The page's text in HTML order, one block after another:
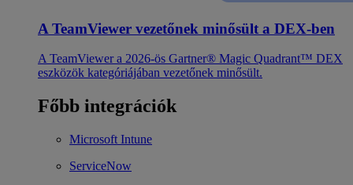
A TeamViewer vezetőnek minősült a DEX-ben
A TeamViewer a 2026-ös Gartner® Magic Quadrant™ DEX
eszközök kategóriájában vezetőnek minősült.
Főbb integrációk
Microsoft Intune
ServiceNow